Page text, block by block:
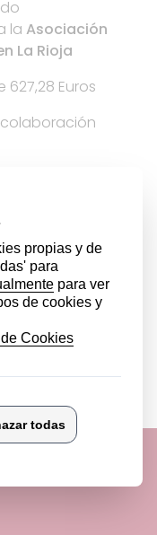
la Asociación
La Rioja
Euros